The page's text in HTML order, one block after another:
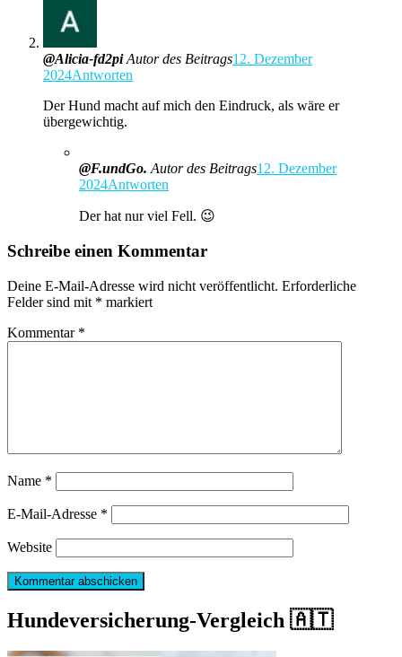
@Alicia-fd2pi Autor des Beitrags12. Dezember
2024Antworten
Der Hund macht auf mich den Eindruck, als wäre er
übergewichtig.
@F.undGo. Autor des Beitrags12. Dezember
2024Antworten
Der hat nur viel Fell. 😉
Schreibe einen Kommentar
Deine E-Mail-Adresse wird nicht veröffentlicht. Erforderliche
Felder sind mit * markiert
Kommentar *
Name *
E-Mail-Adresse *
Website
Hundeversicherung-Vergleich 🇦🇹